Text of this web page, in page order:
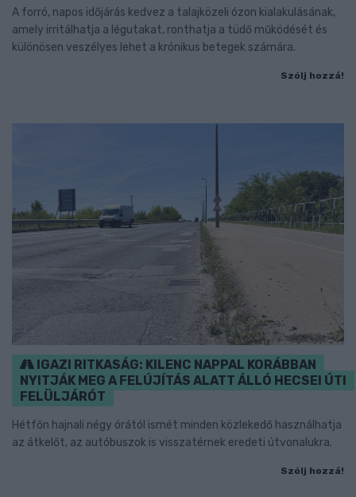
A forró, napos időjárás kedvez a talajközeli ózon kialakulásának,
amely irritálhatja a légutakat, ronthatja a tüdő működését és
különösen veszélyes lehet a krónikus betegek számára.
Szólj hozzá!
IGAZI RITKASÁG: KILENC NAPPAL KORÁBBAN
NYITJÁK MEG A FELÚJÍTÁS ALATT ÁLLÓ HECSEI ÚTI
FELÜLJÁRÓT
Hétfőn hajnali négy órától ismét minden közlekedő használhatja
az átkelőt, az autóbuszok is visszatérnek eredeti útvonalukra.
Szólj hozzá!